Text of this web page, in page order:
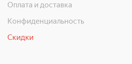
Оплата и доставка
Конфиденциальность
Скидки